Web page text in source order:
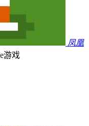
凤凰
游戏